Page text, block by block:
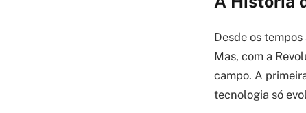
Desde os
Mas, com a
campo. A
tecnologia só